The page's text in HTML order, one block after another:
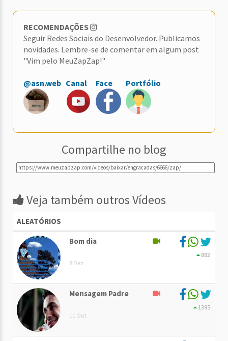
RECOMENDAÇÕES
Seguir Redes Sociais do Desenvolvedor. Publicamos
novidades. Lembre-se de comentar em algum post
"Vim pelo MeuZapZap!"
@asn.web Canal Face Portfólio
Compartilhe no blog
Veja também outros Vídeos
ALEATÓRIOS
Bom dia
8 Dez
882
Mensagem Padre
11 Out
1395